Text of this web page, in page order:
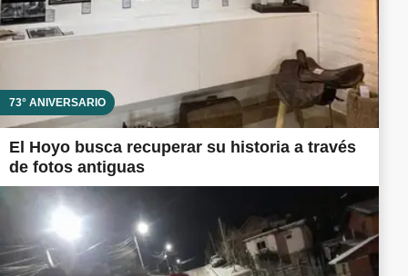
73° ANIVERSARIO
El Hoyo busca recuperar su historia a través
de fotos antiguas